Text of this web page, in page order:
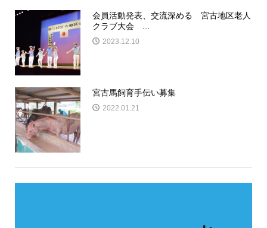
会員活動発表、交流深める 宮古地区老人
クラブ大会 ...
2023.12.10
宮古馬飼育手伝い募集
2022.01.21